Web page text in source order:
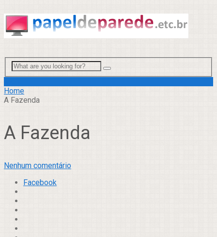
Home
A Fazenda
A Fazenda
Nenhum comentário
Facebook